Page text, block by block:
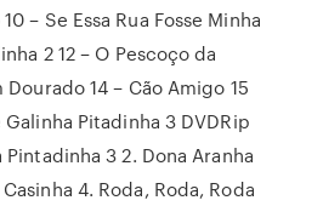
– Se Essa Rua Fosse Minha
2 12 – O Pescoço da
14 – Cão Amigo 15
Pitadinha 3 DVDRip
Pintadinha 3 2. Dona Aranha
4. Roda, Roda, Roda